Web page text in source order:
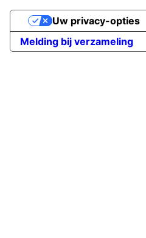
Melding bij verzameling
Uw privacy-opties